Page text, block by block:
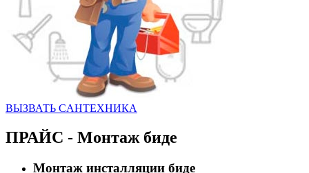
ВЫЗВАТЬ CАНТЕХНИКА
ПРАЙС - Монтаж биде
Монтаж инсталляции биде